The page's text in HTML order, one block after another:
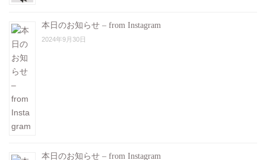
本日のお知らせ – from Instagram
2024年9月30日
本日のお知らせ – from Instagram